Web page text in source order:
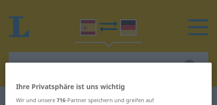
Spanisch-Deutsch Wörterbuch intuitivo
Ihre Privatsphäre ist uns wichtig
Wir und unsere716-Partner speichern und greifen auf